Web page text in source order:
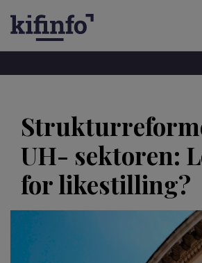
hovedinnhold
UH- sektoren:
for likestilling?